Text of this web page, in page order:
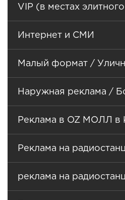
VIP (в местах
Интернет и СМИ
Малый формат /
Наружная реклама /
Реклама в OZ МОЛЛ в
Реклама на
реклама на